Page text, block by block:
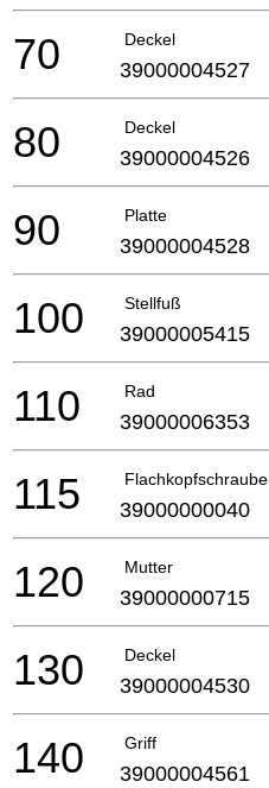
Deckel
70 39000004527
Deckel
80 39000004526
Platte
90 39000004528
Stellfuß
100 39000005415
Rad
110 39000006353
Flachkopfschraube
115 39000000040
Mutter
120 39000000715
Deckel
130 39000004530
Griff
140 39000004561